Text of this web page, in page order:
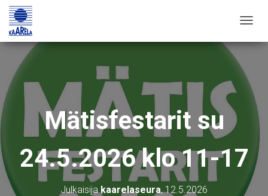
O
G
V
G
Mätisfestarit su
24.5.2026 klo 11-17
Julkaisijakaarelaseura,12.5.2026